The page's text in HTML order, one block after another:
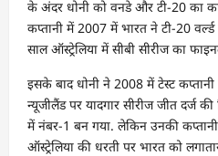
के अंदर धोनी को वनडे और टी-20 का
कप्तानी में 2007 में भारत ने टी-20
साल ऑस्ट्रेलिया में सीबी सीरीज का
इसके बाद धोनी ने 2008 में टेस्ट
न्यूजीलैंड पर यादगार सीरीज जीत दर्ज
में नंबर-1 बन गया. लेकिन उनकी
ऑस्ट्रेलिया की धरती पर भारत को